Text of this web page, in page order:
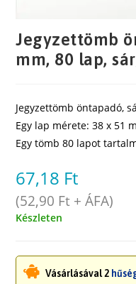
Jegyzettömb
mm, 80 lap,
Jegyzettömb öntapadó,
Egy lap mérete: 38 x 51
Egy tömb 80 lapot
67,18 Ft
(52,90 Ft + ÁFA)
Készleten
Vásárlásával 2